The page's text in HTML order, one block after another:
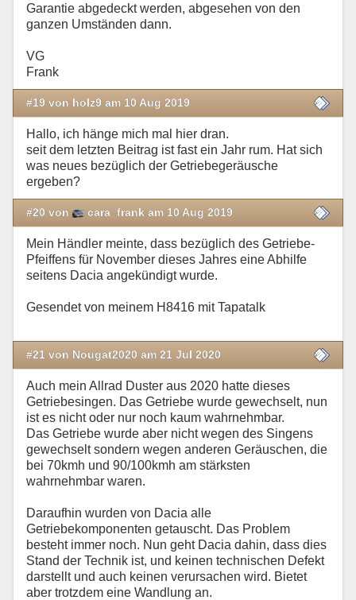
Garantie abgedeckt werden, abgesehen von den
ganzen Umständen dann.
VG
Frank
#19 von holz9 am 10 Aug 2019
Hallo, ich hänge mich mal hier dran.
seit dem letzten Beitrag ist fast ein Jahr rum. Hat sich
was neues bezüglich der Getriebegeräusche
ergeben?
#20 von cara_frank am 10 Aug 2019
Mein Händler meinte, dass bezüglich des Getriebe-
Pfeiffens für November dieses Jahres eine Abhilfe
seitens Dacia angekündigt wurde.
Gesendet von meinem H8416 mit Tapatalk
#21 von Nougat2020 am 21 Jul 2020
Auch mein Allrad Duster aus 2020 hatte dieses
Getriebesingen. Das Getriebe wurde gewechselt, nun
ist es nicht oder nur noch kaum wahrnehmbar.
Das Getriebe wurde aber nicht wegen des Singens
gewechselt sondern wegen anderen Geräuschen, die
bei 70kmh und 90/100kmh am stärksten
wahrnehmbar waren.
Daraufhin wurden von Dacia alle
Getriebekomponenten getauscht. Das Problem
besteht immer noch. Nun geht Dacia dahin, dass dies
Stand der Technik ist, und keinen technischen Defekt
darstellt und auch keinen verursachen wird. Bietet
aber trotzdem eine Wandlung an.